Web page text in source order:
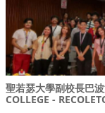
聖若瑟大學副校長巴
COLLEGE -